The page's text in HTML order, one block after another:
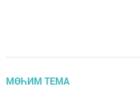
МӨҺИМ ТЕМА